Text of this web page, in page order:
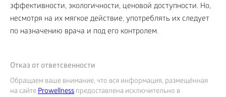
эффективности, экологичности, ценовой доступности. Но,
несмотря на их мягкое действие, употреблять их следует
по назначению врача и под его контролем.
Отказ от ответсвенности
Обращаем ваше внимание, что вся информация, размещённая
на сайтеProwellness предоставлена исключительно в